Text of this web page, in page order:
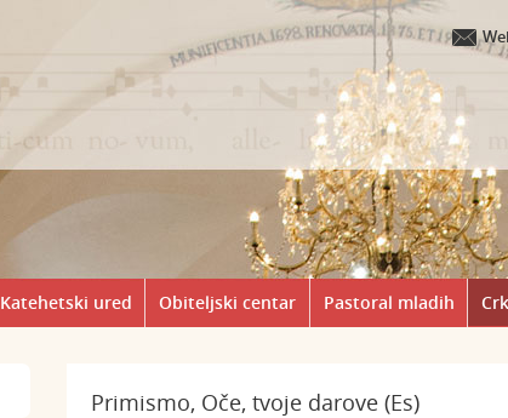
Katehetski ured Obiteljski centar Pastoral mladih
Primismo, Oče, tvoje darove (Es)